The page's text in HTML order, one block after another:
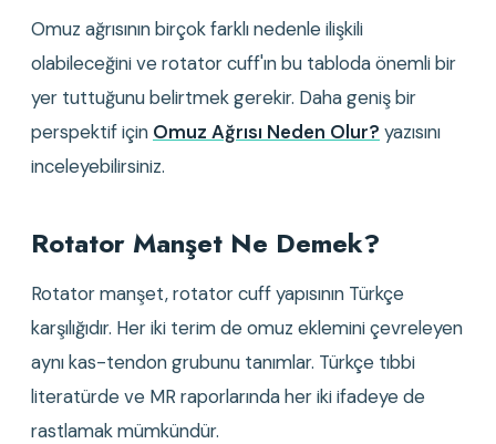
Omuz ağrısının birçok farklı nedenle ilişkili
olabileceğini ve rotator cuff'ın bu tabloda önemli bir
yer tuttuğunu belirtmek gerekir. Daha geniş bir
perspektif için Omuz Ağrısı Neden Olur? yazısını
inceleyebilirsiniz.
Rotator Manşet Ne Demek?
Rotator manşet, rotator cuff yapısının Türkçe
karşılığıdır. Her iki terim de omuz eklemini çevreleyen
aynı kas-tendon grubunu tanımlar. Türkçe tıbbi
literatürde ve MR raporlarında her iki ifadeye de
rastlamak mümkündür.